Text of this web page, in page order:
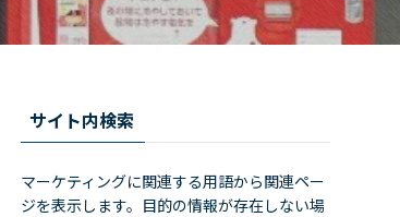
サイト内検索
マーケティングに関連する用語から関連ペー
ジを表示します。目的の情報が存在しない場